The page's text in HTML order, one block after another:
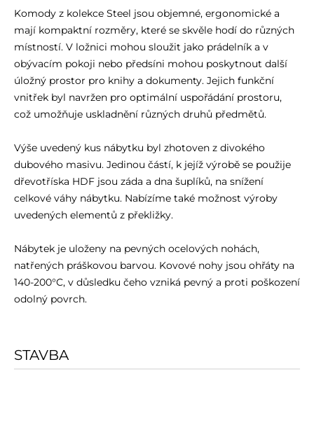
Komody z kolekce Steel jsou objemné, ergonomické a
mají kompaktní rozměry, které se skvěle hodí do různých
místností. V ložnici mohou sloužit jako prádelník a v
obývacím pokoji nebo předsíni mohou poskytnout další
úložný prostor pro knihy a dokumenty. Jejich funkční
vnitřek byl navržen pro optimální uspořádání prostoru,
což umožňuje uskladnění různých druhů předmětů.
Výše uvedený kus nábytku byl zhotoven z divokého
dubového masivu. Jedinou částí, k jejíž výrobě se použije
dřevotříska HDF jsou záda a dna šuplíků, na snížení
celkové váhy nábytku. Nabízíme také možnost výroby
uvedených elementů z překližky.
Nábytek je uloženy na pevných ocelových nohách,
natřených práškovou barvou. Kovové nohy jsou ohřáty na
140-200°C, v důsledku čeho vzniká pevný a proti poškození
odolný povrch.
STAVBA